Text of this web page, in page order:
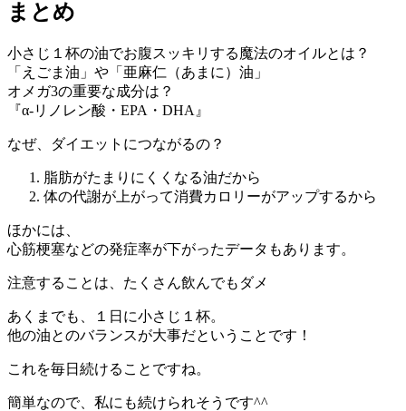
まとめ
小さじ１杯の油でお腹スッキリする魔法のオイルとは？
「えごま油」や「亜麻仁（あまに）油」
オメガ3の重要な成分は？
『α-リノレン酸・EPA・DHA』
なぜ、ダイエットにつながるの？
脂肪がたまりにくくなる油だから
体の代謝が上がって消費カロリーがアップするから
ほかには、
心筋梗塞などの発症率が下がったデータもあります。
注意することは、 たくさん飲んでもダメ
あくまでも、１日に小さじ１杯。
他の油とのバランスが大事だということです！
これを毎日続けることですね。
簡単なので、私にも続けられそうです^^